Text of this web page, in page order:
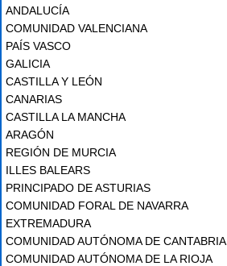
ANDALUCÍA
COMUNIDAD VALENCIANA
PAÍS VASCO
GALICIA
CASTILLA Y LEÓN
CANARIAS
CASTILLA LA MANCHA
ARAGÓN
REGIÓN DE MURCIA
ILLES BALEARS
PRINCIPADO DE ASTURIAS
COMUNIDAD FORAL DE NAVARRA
EXTREMADURA
COMUNIDAD AUTÓNOMA DE CANTABRIA
COMUNIDAD AUTÓNOMA DE LA RIOJA